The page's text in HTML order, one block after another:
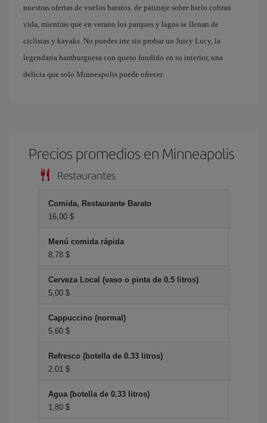
nuestras ofertas de vuelos baratos. de patinaje sobre hielo cobran
vida, mientras que en verano los parques y lagos se llenan de
ciclistas y kayaks. No puedes irte sin probar un Juicy Lucy, la
legendaria hamburguesa con queso fundido en su interior, una
delicia que solo Minneapolis puede ofrecer.
Precios promedios en Minneapolis
Restaurantes
Comida, Restaurante Barato
16,00 $
Menú comida rápida
8,78 $
Cerveza Local (vaso o pinta de 0.5 litros)
5,00 $
Cappuccino (normal)
5,60 $
Refresco (botella de 0.33 litros)
2,01 $
Agua (botella de 0.33 litros)
1,80 $